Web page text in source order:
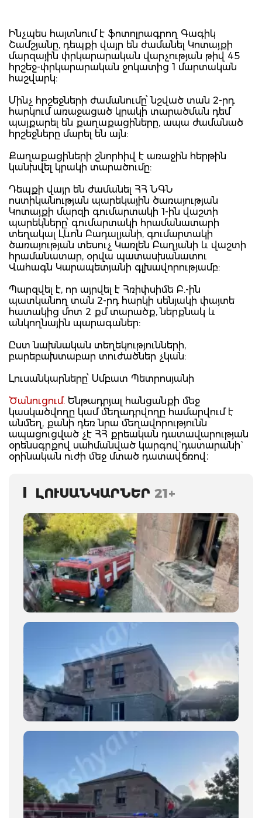
Ինչպես հայտնում է ֆոտոլրագրող Գագիկ
Շամշյանը, դեպքի վայր են ժամանել Կոտայքի
մարզային փրկարարական վարչության թիվ 45
հրշեջ-փրկարարական ջոկատից 1 մարտական
հաշվարկ:
Մինչ հրշեջների ժամանումը՝ նշված տան 2-րդ
հարկում առաջացած կրակի տարածման դեմ
պայքարել են քաղաքացիները, ապա ժամանած
հրշեջները մարել են այն:
Քաղաքացիների շնորհիվ է առաջին հերթին
կանխվել կրակի տարածումը:
Դեպքի վայր են ժամանել ՀՀ ՆԳՆ
ոստիկանության պարեկային ծառայության
Կոտայքի մարզի գումարտակի 1-ին վաշտի
պարեկները՝ գումարտակի հրամանատարի
տեղակալ Լևոն Բադալյանի, գումարտակի
ծառայության տեսուչ Կառլեն Բաղյանի և վաշտի
հրամանատար, օրվա պատասխանատու
Վահագն Կարապետյանի գլխավորությամբ:
Պարզվել է, որ այրվել է Հռիփսիմե Բ.-ին
պատկանող տան 2-րդ հարկի սենյակի փայտե
հատակից մոտ 2 քմ տարածք, ներքնակ և
անկողնային պարագաներ:
Ըստ նախնական տեղեկությունների,
բարեբախտաբար տուժածներ չկան:
Լուսանկարները՝ Սմբատ Պետրոսյանի
Ծանուցում. Ենթադրյալ հանցանքի մեջ
կասկածվողը կամ մեղադրվողը համարվում է
անմեղ, քանի դեռ նրա մեղավորությունն
ապացուցված չէ ՀՀ քրեական դատավարության
օրենսգրքով սահմանված կարգով` դատարանի`
օրինական ուժի մեջ մտած դատավճռով։
ԼՈՒՍԱՆԿԱՐՆԵՐ 21+